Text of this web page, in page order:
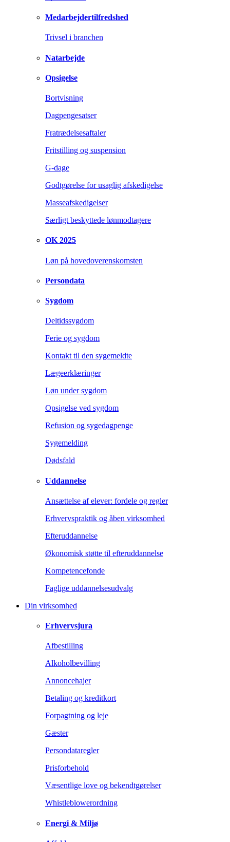
Medarbejdertilfredshed
Trivsel i branchen
Natarbejde
Opsigelse
Bortvisning
Dagpengesatser
Fratrædelsesaftaler
Fritstilling og suspension
G-dage
Godtgørelse for usaglig afskedigelse
Masseafskedigelser
Særligt beskyttede lønmodtagere
OK 2025
Løn på hovedoverenskomsten
Persondata
Sygdom
Deltidssygdom
Ferie og sygdom
Kontakt til den sygemeldte
Lægeerklæringer
Løn under sygdom
Opsigelse ved sygdom
Refusion og sygedagpenge
Sygemelding
Dødsfald
Uddannelse
Ansættelse af elever: fordele og regler
Erhvervspraktik og åben virksomhed
Efteruddannelse
Økonomisk støtte til efteruddannelse
Kompetencefonde
Faglige uddannelsesudvalg
Din virksomhed
Erhvervsjura
Afbestilling
Alkoholbevilling
Annoncehajer
Betaling og kreditkort
Forpagtning og leje
Gæster
Persondataregler
Prisforbehold
Væsentlige love og bekendtgørelser
Whistleblowerordning
Energi & Miljø